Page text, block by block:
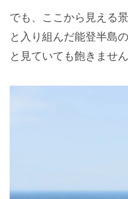
でも、ここから見える
と入り組んだ能登半島
と見ていても飽きません